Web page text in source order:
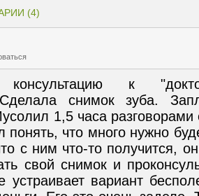
(4)
к
снимок зуба.
1,5 часа
что много нужно
с ним что-то получится,
свой снимок и
вариант